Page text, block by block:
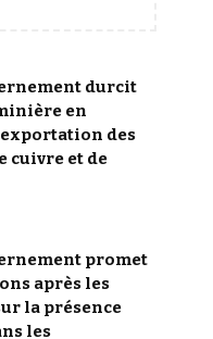
durcit
en
des
cuivre et de
promet
après les
la présence
les